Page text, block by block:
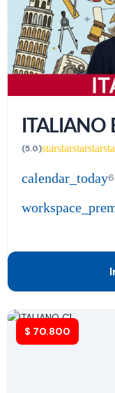
ITALIANO
(5.0)starstarstarstar
calendar_today
$ 70.800